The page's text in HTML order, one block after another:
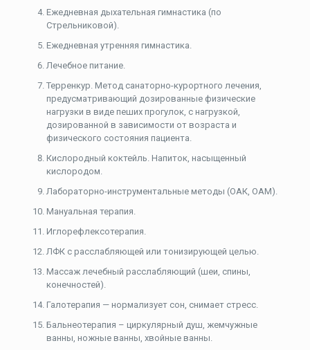
Ежедневная дыхательная гимнастика (по
Стрельниковой).
Ежедневная утренняя гимнастика.
Лечебное питание.
Терренкур. Метод санаторно-курортного лечения,
предусматривающий дозированные физические
нагрузки в виде пеших прогулок, с нагрузкой,
дозированной в зависимости от возраста и
физического состояния пациента.
Кислородный коктейль. Напиток, насыщенный
кислородом.
Лабораторно-инструментальные методы (ОАК, ОАМ).
Мануальная терапия.
Иглорефлексотерапия.
ЛФК с расслабляющей или тонизирующей целью.
Массаж лечебный расслабляющий (шеи, спины,
конечностей).
Галотерапия — нормализует сон, снимает стресс.
Бальнеотерапия – циркулярный душ, жемчужные
ванны, ножные ванны, хвойные ванны.